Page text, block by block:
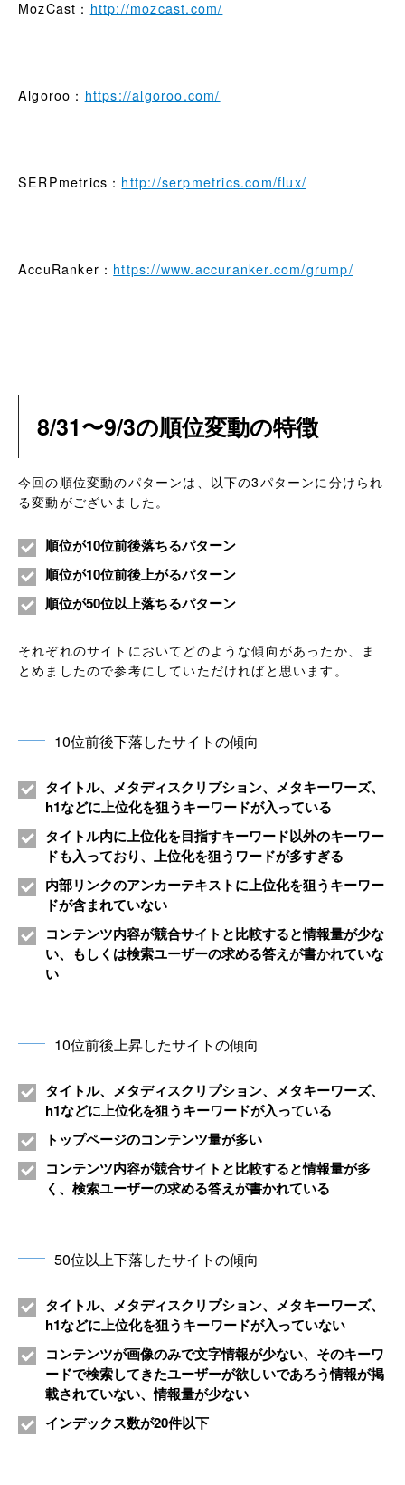
MozCast： http://mozcast.com/
Algoroo： https://algoroo.com/
SERPmetrics： http://serpmetrics.com/flux/
AccuRanker： https://www.accuranker.com/grump/
8/31〜9/3の順位変動の特徴
今回の順位変動のパターンは、以下の3パターンに分けられ
る変動がございました。
順位が10位前後落ちるパターン
順位が10位前後上がるパターン
順位が50位以上落ちるパターン
それぞれのサイトにおいてどのような傾向があったか、ま
とめましたので参考にしていただければと思います。
10位前後下落したサイトの傾向
タイトル、メタディスクリプション、メタキーワーズ、
h1などに上位化を狙うキーワードが入っている
タイトル内に上位化を目指すキーワード以外のキーワー
ドも入っており、上位化を狙うワードが多すぎる
内部リンクのアンカーテキストに上位化を狙うキーワー
ドが含まれていない
コンテンツ内容が競合サイトと比較すると情報量が少な
い、もしくは検索ユーザーの求める答えが書かれていな
い
10位前後上昇したサイトの傾向
タイトル、メタディスクリプション、メタキーワーズ、
h1などに上位化を狙うキーワードが入っている
トップページのコンテンツ量が多い
コンテンツ内容が競合サイトと比較すると情報量が多
く、検索ユーザーの求める答えが書かれている
50位以上下落したサイトの傾向
タイトル、メタディスクリプション、メタキーワーズ、
h1などに上位化を狙うキーワードが入っていない
コンテンツが画像のみで文字情報が少ない、そのキーワ
ードで検索してきたユーザーが欲しいであろう情報が掲
載されていない、情報量が少ない
インデックス数が20件以下